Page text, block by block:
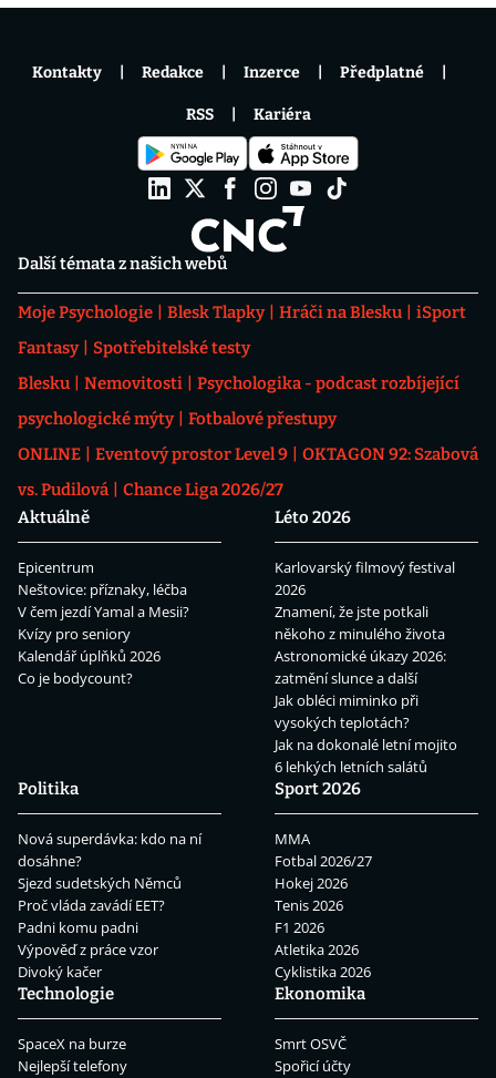
Další témata z našich webů
Moje Psychologie Blesk Tlapky Hráči na Blesku
iSport
Fantasy
Spotřebitelské testy
Blesku
Nemovitosti
Psychologika - podcast rozbíjející
psychologické mýty
Fotbalové přestupy
ONLINE
Eventový prostor Level 9
OKTAGON 92: Szabová
vs. Pudilová
Chance Liga 2026/27
Aktuálně
Epicentrum
Neštovice: příznaky, léčba
V čem jezdí Yamal a Mesii?
Kvízy pro seniory
Kalendář úplňků 2026
Co je bodycount?
Léto 2026
Karlovarský filmový festival
2026
Znamení, že jste potkali
někoho z minulého života
Astronomické úkazy 2026:
zatmění slunce a další
Jak obléci miminko při
vysokých teplotách?
Jak na dokonalé letní mojito
6 lehkých letních salátů
Politika
Nová superdávka: kdo na ní
dosáhne?
Sjezd sudetských Němců
Proč vláda zavádí EET?
Padni komu padni
Výpověď z práce vzor
Divoký kačer
Sport 2026
MMA
Fotbal 2026/27
Hokej 2026
Tenis 2026
F1 2026
Atletika 2026
Cyklistika 2026
Technologie
SpaceX na burze
Nejlepší telefony
Ekonomika
Smrt OSVČ
Spořicí účty
Kontakty Redakce Inzerce Předplatné
RSS Kariéra